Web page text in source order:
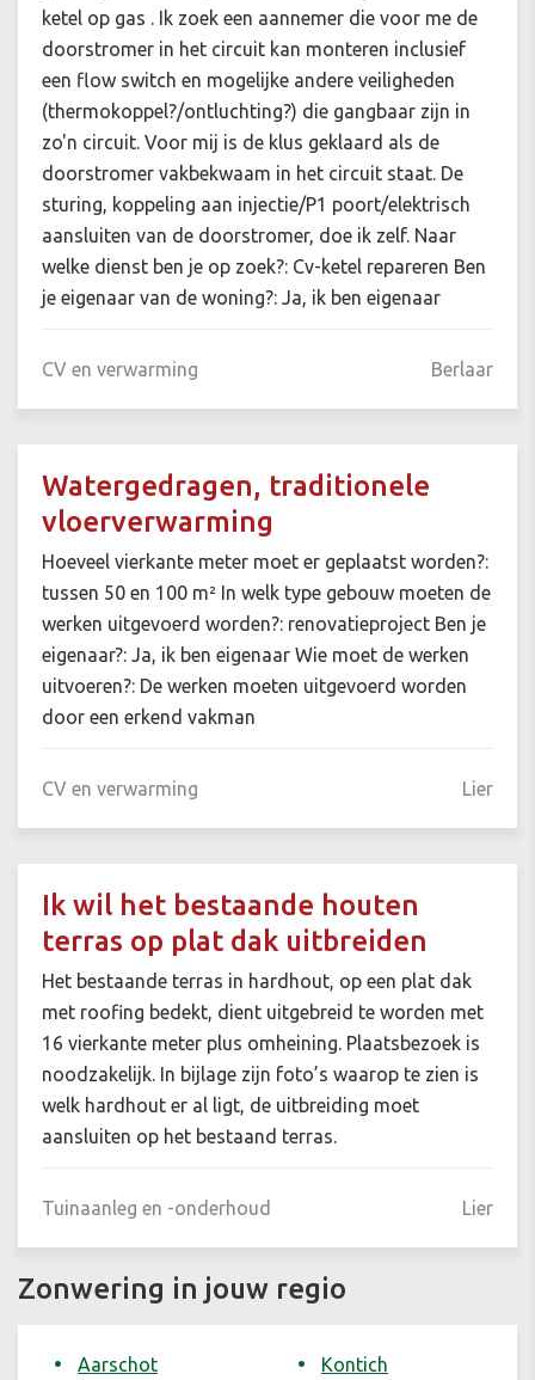
ketel op gas . Ik zoek een aannemer die voor me de
doorstromer in het circuit kan monteren inclusief
een flow switch en mogelijke andere veiligheden
(thermokoppel?/ontluchting?) die gangbaar zijn in
zo'n circuit. Voor mij is de klus geklaard als de
doorstromer vakbekwaam in het circuit staat. De
sturing, koppeling aan injectie/P1 poort/elektrisch
aansluiten van de doorstromer, doe ik zelf. Naar
welke dienst ben je op zoek?: Cv-ketel repareren Ben
je eigenaar van de woning?: Ja, ik ben eigenaar
CV en verwarming Berlaar
Watergedragen, traditionele
vloerverwarming
Hoeveel vierkante meter moet er geplaatst worden?:
tussen 50 en 100 m² In welk type gebouw moeten de
werken uitgevoerd worden?: renovatieproject Ben je
eigenaar?: Ja, ik ben eigenaar Wie moet de werken
uitvoeren?: De werken moeten uitgevoerd worden
door een erkend vakman
CV en verwarming Lier
Ik wil het bestaande houten
terras op plat dak uitbreiden
Het bestaande terras in hardhout, op een plat dak
met roofing bedekt, dient uitgebreid te worden met
16 vierkante meter plus omheining. Plaatsbezoek is
noodzakelijk. In bijlage zijn foto’s waarop te zien is
welk hardhout er al ligt, de uitbreiding moet
aansluiten op het bestaand terras.
Tuinaanleg en -onderhoud Lier
Zonwering in jouw regio
Aarschot
Kontich